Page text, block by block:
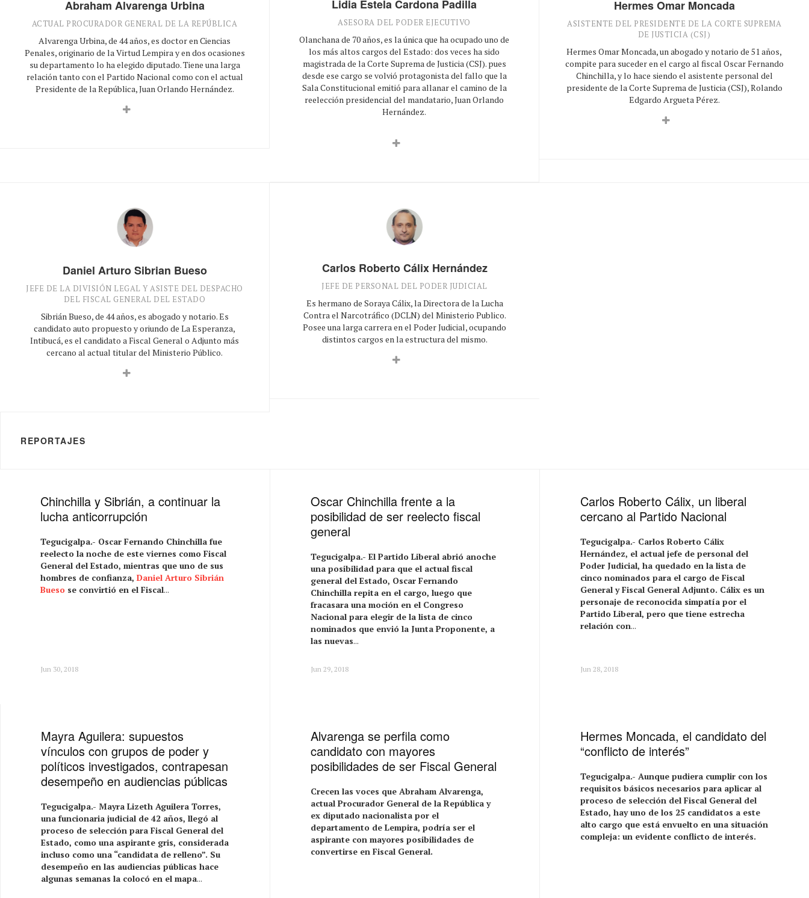
Abraham Alvarenga Urbina
ACTUAL PROCURADOR GENERAL DE LA REPÚBLICA
Alvarenga Urbina, de 44 años, es doctor en Ciencias
Penales, originario de la Virtud Lempira y en dos ocasiones
su departamento lo ha elegido diputado. Tiene una larga
relación tanto con el Partido Nacional como con el actual
Presidente de la República, Juan Orlando Hernández.
Lidia Estela Cardona Padilla
ASESORA DEL PODER EJECUTIVO
Olanchana de 70 años, es la única que ha ocupado uno de
los más altos cargos del Estado: dos veces ha sido
magistrada de la Corte Suprema de Justicia (CSJ). pues
desde ese cargo se volvió protagonista del fallo que la
Sala Constitucional emitió para allanar el camino de la
reelección presidencial del mandatario, Juan Orlando
Hernández.
Hermes Omar Moncada
ASISTENTE DEL PRESIDENTE DE LA CORTE SUPREMA
DE JUSTICIA (CSJ)
Hermes Omar Moncada, un abogado y notario de 51 años,
compite para suceder en el cargo al fiscal Oscar Fernando
Chinchilla, y lo hace siendo el asistente personal del
presidente de la Corte Suprema de Justicia (CSJ), Rolando
Edgardo Argueta Pérez.
Daniel Arturo Sibrian Bueso
JEFE DE LA DIVISIÓN LEGAL Y ASISTE DEL DESPACHO
DEL FISCAL GENERAL DEL ESTADO
Sibrián Bueso, de 44 años, es abogado y notario. Es
candidato auto propuesto y oriundo de La Esperanza,
Intibucá, es el candidato a Fiscal General o Adjunto más
cercano al actual titular del Ministerio Público.
Carlos Roberto Cálix Hernández
JEFE DE PERSONAL DEL PODER JUDICIAL
Es hermano de Soraya Cálix, la Directora de la Lucha
Contra el Narcotráfico (DCLN) del Ministerio Publico.
Posee una larga carrera en el Poder Judicial, ocupando
distintos cargos en la estructura del mismo.
REPORTAJES
Chinchilla y Sibrián, a continuar la
lucha anticorrupción
Tegucigalpa.- Oscar Fernando Chinchilla fue
reelecto la noche de este viernes como Fiscal
General del Estado, mientras que uno de sus
hombres de confianza,Daniel Arturo Sibrián
Bueso se convirtió en el Fiscal...
Jun 30, 2018
Oscar Chinchilla frente a la
posibilidad de ser reelecto fiscal
general
Tegucigalpa.- El Partido Liberal abrió anoche
una posibilidad para que el actual fiscal
general del Estado, Oscar Fernando
Chinchilla repita en el cargo, luego que
fracasara una moción en el Congreso
Nacional para elegir de la lista de cinco
nominados que envió la Junta Proponente, a
las nuevas...
Jun 29, 2018
Carlos Roberto Cálix, un liberal
cercano al Partido Nacional
Tegucigalpa.- Carlos Roberto Cálix
Hernández, el actual jefe de personal del
Poder Judicial, ha quedado en la lista de
cinco nominados para el cargo de Fiscal
General y Fiscal General Adjunto. Cálix es un
personaje de reconocida simpatía por el
Partido Liberal, pero que tiene estrecha
relación con...
Jun 28, 2018
Mayra Aguilera: supuestos
vínculos con grupos de poder y
políticos investigados, contrapesan
desempeño en audiencias públicas
Tegucigalpa.- Mayra Lizeth Aguilera Torres,
una funcionaria judicial de 42 años, llegó al
proceso de selección para Fiscal General del
Estado, como una aspirante gris, considerada
incluso como una “candidata de relleno”. Su
desempeño en las audiencias públicas hace
algunas semanas la colocó en el mapa...
Alvarenga se perfila como
candidato con mayores
posibilidades de ser Fiscal General
Crecen las voces que Abraham Alvarenga,
actual Procurador General de la República y
ex diputado nacionalista por el
departamento de Lempira, podría ser el
aspirante con mayores posibilidades de
convertirse en Fiscal General.
Hermes Moncada, el candidato del
“conflicto de interés”
Tegucigalpa.- Aunque pudiera cumplir con los
requisitos básicos necesarios para aplicar al
proceso de selección del Fiscal General del
Estado, hay uno de los 25 candidatos a este
alto cargo que está envuelto en una situación
compleja: un evidente conflicto de interés.